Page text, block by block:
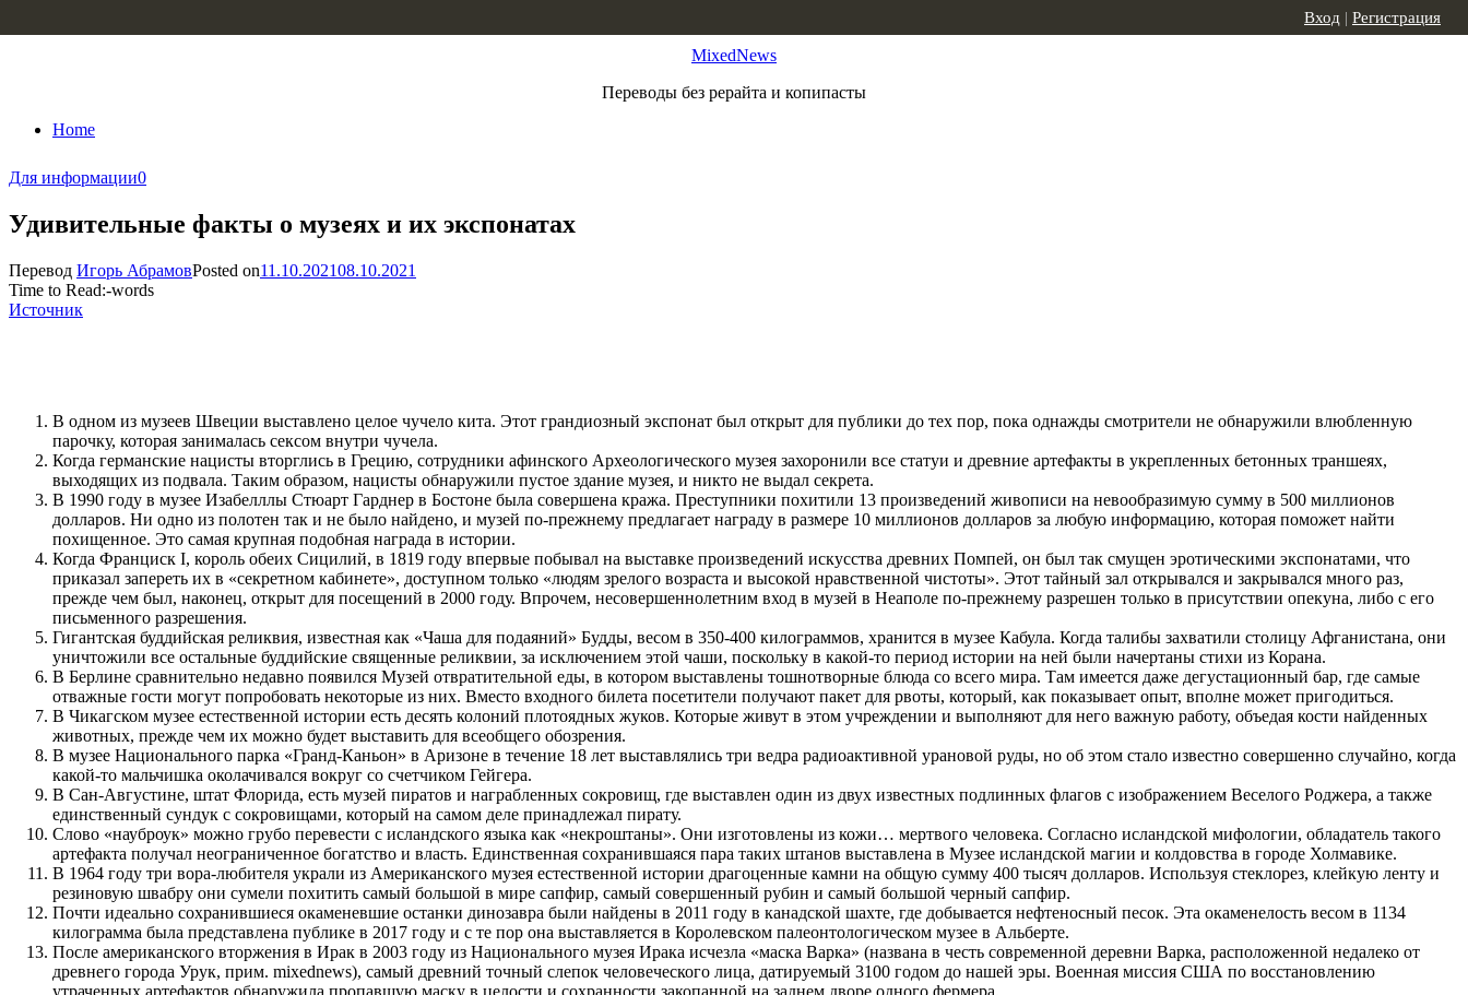
MixedNews
Переводы без рерайта и копипасты
Home
Вход | Регистрация
Для информации0
Удивительные факты о музеях и их экспонатах
Перевод Игорь АбрамовPosted on11.10.202108.10.2021
Time to Read:-words
Источник
В одном из музеев Швеции выставлено целое чучело кита. Этот грандиозный экспонат был открыт для публики до тех пор, пока однажды смотрители не обнаружили влюбленную
парочку, которая занималась сексом внутри чучела.
Когда германские нацисты вторглись в Грецию, сотрудники афинского Археологического музея захоронили все статуи и древние артефакты в укрепленных бетонных траншеях,
выходящих из подвала. Таким образом, нацисты обнаружили пустое здание музея, и никто не выдал секрета.
В 1990 году в музее Изабелллы Стюарт Гарднер в Бостоне была совершена кража. Преступники похитили 13 произведений живописи на невообразимую сумму в 500 миллионов
долларов. Ни одно из полотен так и не было найдено, и музей по-прежнему предлагает награду в размере 10 миллионов долларов за любую информацию, которая поможет найти
похищенное. Это самая крупная подобная награда в истории.
Когда Франциск I, король обеих Сицилий, в 1819 году впервые побывал на выставке произведений искусства древних Помпей, он был так смущен эротическими экспонатами, что
приказал запереть их в «секретном кабинете», доступном только «людям зрелого возраста и высокой нравственной чистоты». Этот тайный зал открывался и закрывался много раз,
прежде чем был, наконец, открыт для посещений в 2000 году. Впрочем, несовершеннолетним вход в музей в Неаполе по-прежнему разрешен только в присутствии опекуна, либо с его
письменного разрешения.
Гигантская буддийская реликвия, известная как «Чаша для подаяний» Будды, весом в 350-400 килограммов, хранится в музее Кабула. Когда талибы захватили столицу Афганистана, они
уничтожили все остальные буддийские священные реликвии, за исключением этой чаши, поскольку в какой-то период истории на ней были начертаны стихи из Корана.
В Берлине сравнительно недавно появился Музей отвратительной еды, в котором выставлены тошнотворные блюда со всего мира. Там имеется даже дегустационный бар, где самые
отважные гости могут попробовать некоторые из них. Вместо входного билета посетители получают пакет для рвоты, который, как показывает опыт, вполне может пригодиться.
В Чикагском музее естественной истории есть десять колоний плотоядных жуков. Которые живут в этом учреждении и выполняют для него важную работу, объедая кости найденных
животных, прежде чем их можно будет выставить для всеобщего обозрения.
В музее Национального парка «Гранд-Каньон» в Аризоне в течение 18 лет выставлялись три ведра радиоактивной урановой руды, но об этом стало известно совершенно случайно, когда
какой-то мальчишка околачивался вокруг со счетчиком Гейгера.
В Сан-Августине, штат Флорида, есть музей пиратов и награбленных сокровищ, где выставлен один из двух известных подлинных флагов с изображением Веселого Роджера, а также
единственный сундук с сокровищами, который на самом деле принадлежал пирату.
Слово «науброук» можно грубо перевести с исландского языка как «некроштаны». Они изготовлены из кожи… мертвого человека. Согласно исландской мифологии, обладатель такого
артефакта получал неограниченное богатство и власть. Единственная сохранившаяся пара таких штанов выставлена в Музее исландской магии и колдовства в городе Холмавике.
В 1964 году три вора-любителя украли из Американского музея естественной истории драгоценные камни на общую сумму 400 тысяч долларов. Используя стеклорез, клейкую ленту и
резиновую швабру они сумели похитить самый большой в мире сапфир, самый совершенный рубин и самый большой черный сапфир.
Почти идеально сохранившиеся окаменевшие останки динозавра были найдены в 2011 году в канадской шахте, где добывается нефтеносный песок. Эта окаменелость весом в 1134
килограмма была представлена публике в 2017 году и с те пор она выставляется в Королевском палеонтологическом музее в Альберте.
После американского вторжения в Ирак в 2003 году из Национального музея Ирака исчезла «маска Варка» (названа в честь современной деревни Варка, расположенной недалеко от
древнего города Урук, прим. mixednews), самый древний точный слепок человеческого лица, датируемый 3100 годом до нашей эры. Военная миссия США по восстановлению
утраченных артефактов обнаружила пропавшую маску в целости и сохранности закопанной на заднем дворе одного фермера.